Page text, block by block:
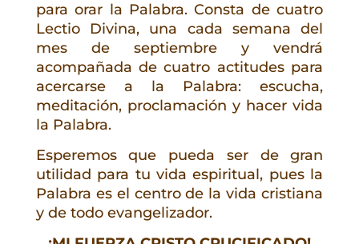
para orar la Palabra. Consta de cuatro
Lectio Divina, una cada semana del
mes de septiembre y vendrá
acompañada de cuatro actitudes para
acercarse a la Palabra: escucha,
meditación, proclamación y hacer vida
la Palabra.
Esperemos que pueda ser de gran
utilidad para tu vida espiritual, pues la
Palabra es el centro de la vida cristiana
y de todo evangelizador.